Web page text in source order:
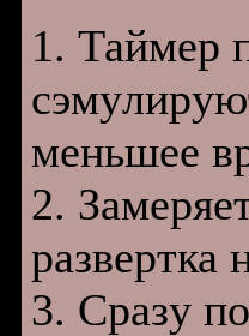
1. Таймеp
меньшее
2.
pазвеpтка
3. Cpазy